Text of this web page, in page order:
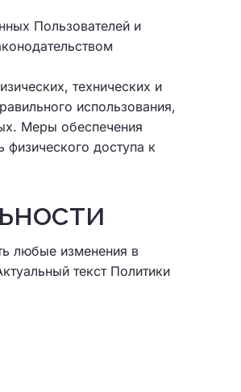
Пользователей и
технических и
использования,
Меры обеспечения
доступа к
любые изменения в
текст Политики